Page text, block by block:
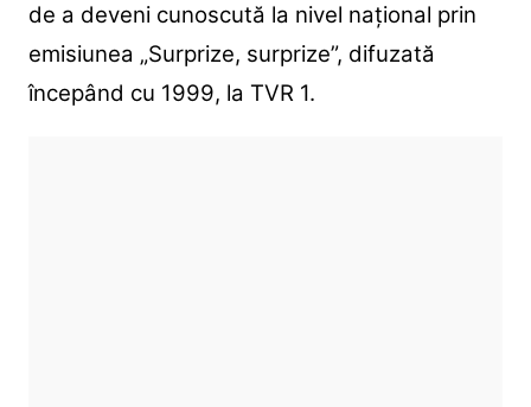
de a deveni cunoscută la nivel național prin
emisiunea „Surprize, surprize”, difuzată
începând cu 1999, la TVR 1.